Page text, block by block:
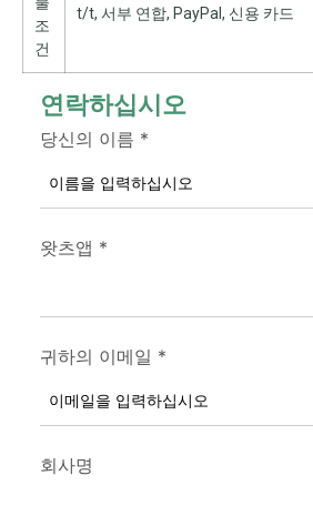
조
건
t/t, 서부 연합, PayPal, 신용 카드
연락하십시오
당신의 이름 *
왓츠앱 *
귀하의 이메일 *
회사명